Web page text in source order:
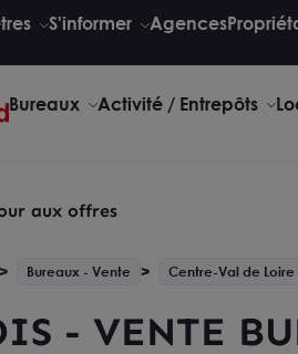
S'informer Agences
Bureaux Activité / Entrepôts
aux offres
Bureaux - Vente Centre-Val de Loire
- VENTE